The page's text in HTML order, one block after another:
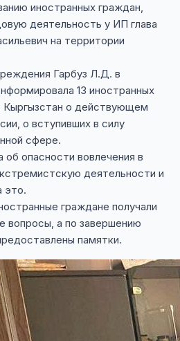
иностранных граждан,
деятельность у ИП глава
на территории
Гарбуз Л.Д. в
13 иностранных
Кыргызстан о действующем
о вступивших в силу
сфере.
об опасности вовлечения в
деятельности и
это.
граждане получали
вопросы, а по завершению
памятки.